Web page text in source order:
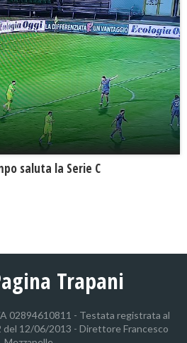
saluta la Serie C
Trapani
02894610811 - Testata registrata al
del 12/06/2013 - Direttore Francesco